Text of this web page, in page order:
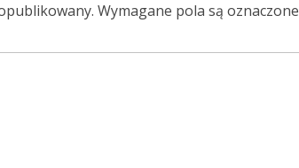
Wymagane pola są oznaczone